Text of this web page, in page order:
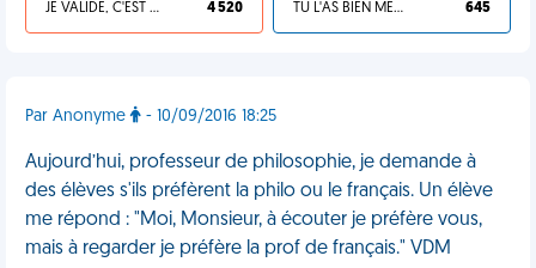
JE VALIDE, C'EST UNE VDM 4 520 TU L'AS BIEN MÉRITÉ 645
Par Anonyme - 10/09/2016 18:25
Aujourd’hui, professeur de philosophie, je demande à
des élèves s'ils préfèrent la philo ou le français. Un élève
me répond : "Moi, Monsieur, à écouter je préfère vous,
mais à regarder je préfère la prof de français." VDM